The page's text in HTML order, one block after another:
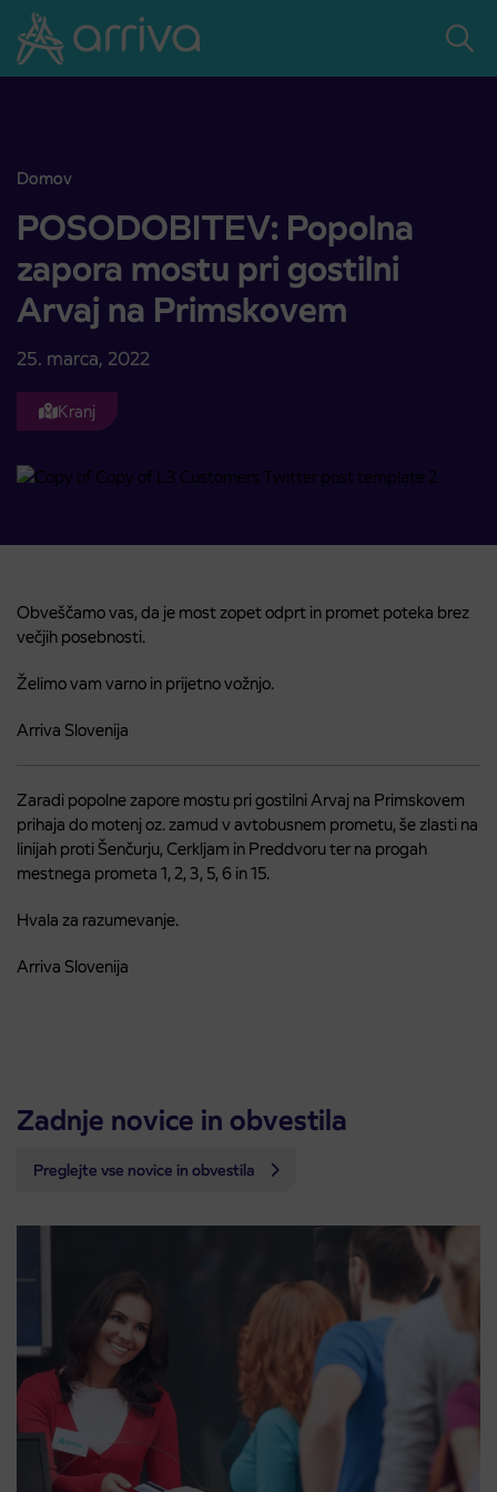
Skoči na vsebino
Domov
POSODOBITEV: Popolna zapora mostu pri gostilni Arvaj na
POSODOBITEV: Popolna
zapora mostu pri gostilni
Arvaj na Primskovem
25. marca, 2022
Kranj
Obveščamo vas, da je most zopet odprt in promet poteka brez
večjih posebnosti.
Želimo vam varno in prijetno vožnjo.
Arriva Slovenija
Zaradi popolne zapore mostu pri gostilni Arvaj na Primskovem
prihaja do motenj oz. zamud v avtobusnem prometu, še zlasti na
linijah proti Šenčurju, Cerkljam in Preddvoru ter na progah
mestnega prometa 1, 2, 3, 5, 6 in 15.
Hvala za razumevanje.
Arriva Slovenija
Zadnje novice in obvestila
Preglejte vse novice in obvestila